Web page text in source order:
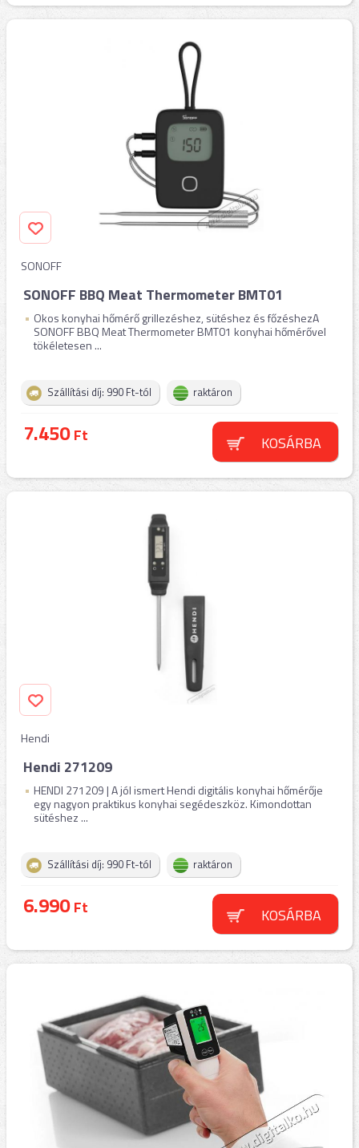
SONOFF
SONOFF BBQ Meat Thermometer BMT01
Okos konyhai hőmérő grillezéshez, sütéshez és főzéshezA
SONOFF BBQ Meat Thermometer BMT01 konyhai hőmérővel
tökéletesen ...
Szállítási díj: 990 Ft-tól raktáron
7.450Ft KOSÁRBA
Hendi
Hendi 271209
HENDI 271209 | A jól ismert Hendi digitális konyhai hőmérője
egy nagyon praktikus konyhai segédeszköz. Kimondottan
sütéshez ...
Szállítási díj: 990 Ft-tól raktáron
6.990Ft KOSÁRBA